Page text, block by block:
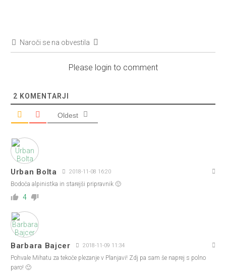
Naroči se na obvestila
Please login to comment
2 KOMENTARJI
Oldest
Urban Bolta 2018-11-08 16:20
Bodoča alpinistka in starejši pripravnik 🙂
4
Barbara Bajcer 2018-11-09 11:34
Pohvale Mihatu za tekoče plezanje v Planjavi! Zdj pa sam še naprej s polno
paro! 🙂